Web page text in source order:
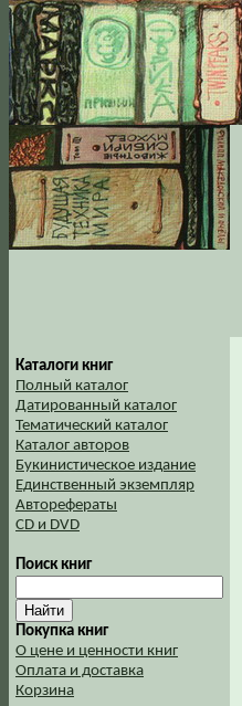
Каталоги книг
Полный каталог
Датированный каталог
Тематический каталог
Каталог авторов
Букинистическое издание
Единственный экземпляр
Авторефераты
CD и DVD
Поиск книг
Покупка книг
О цене и ценности книг
Оплата и доставка
Корзина